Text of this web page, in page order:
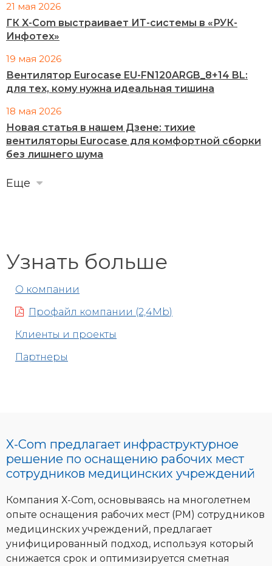
21 мая 2026
ГК X-Com выстраивает ИТ-системы в «РУК-
Инфотех»
19 мая 2026
Вентилятор Eurocase EU-FN120ARGB_8+14 BL:
для тех, кому нужна идеальная тишина
18 мая 2026
Новая статья в нашем Дзене: тихие
вентиляторы Eurocase для комфортной сборки
без лишнего шума
Еще
Узнать больше
О компании
Профайл компании (2,4Mb)
Клиенты и проекты
Партнеры
X-Com предлагает инфраструктурное
решение по оснащению рабочих мест
сотрудников медицинских учреждений
Компания Х-Com, основываясь на многолетнем
опыте оснащения рабочих мест (РМ) сотрудников
медицинских учреждений, предлагает
унифицированный подход, используя который
снижается срок и оптимизируется сметная